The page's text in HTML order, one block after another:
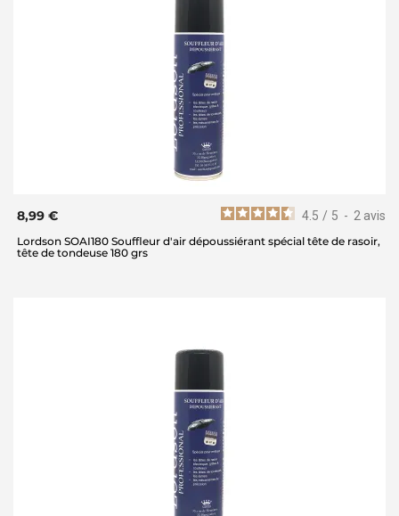
4.5 / 5 - 2 avis
8,99 €
Lordson SOAI180 Souffleur d'air dépoussiérant spécial tête de rasoir,
tête de tondeuse 180 grs